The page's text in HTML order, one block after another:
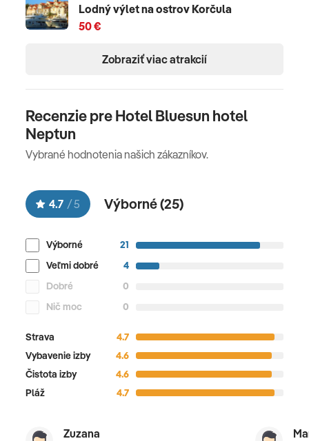
Lodný výlet na ostrov Korčula
50 €
Zobraziť viac atrakcií
Recenzie pre Hotel Bluesun hotel
Neptun
Vybrané hodnotenia našich zákazníkov.
4.7 /5 Výborné (25)
Výborné
21
Veľmi dobré
4
Dobré
0
Nič moc
0
Strava
4.7
Vybavenie izby
4.6
Čistota izby
4.6
Pláž
4.7
Zuzana